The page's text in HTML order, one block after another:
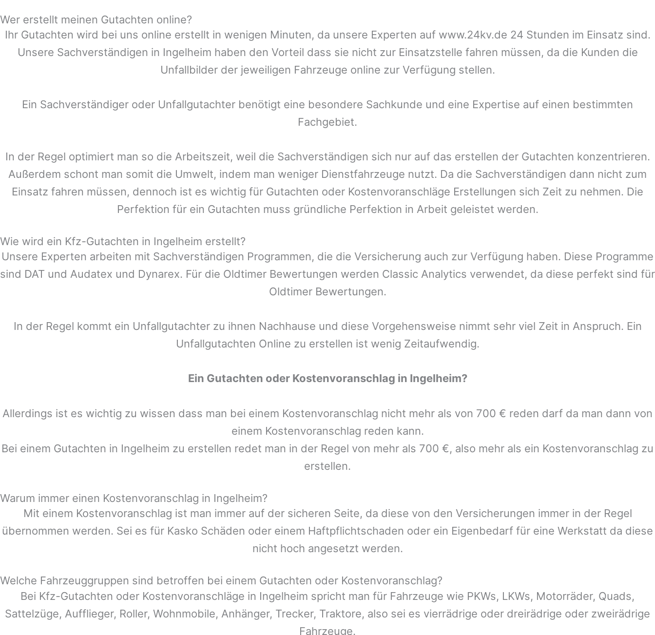
Wer erstellt meinen Gutachten online?
Ihr Gutachten wird bei uns online erstellt in wenigen Minuten, da unsere Experten auf www.24kv.de 24 Stunden im Einsatz sind.
Unsere Sachverständigen in Ingelheim haben den Vorteil dass sie nicht zur Einsatzstelle fahren müssen, da die Kunden die
Unfallbilder der jeweiligen Fahrzeuge online zur Verfügung stellen.
Ein Sachverständiger oder Unfallgutachter benötigt eine besondere Sachkunde und eine Expertise auf einen bestimmten
Fachgebiet.
In der Regel optimiert man so die Arbeitszeit, weil die Sachverständigen sich nur auf das erstellen der Gutachten konzentrieren.
Außerdem schont man somit die Umwelt, indem man weniger Dienstfahrzeuge nutzt. Da die Sachverständigen dann nicht zum
Einsatz fahren müssen, dennoch ist es wichtig für Gutachten oder Kostenvoranschläge Erstellungen sich Zeit zu nehmen. Die
Perfektion für ein Gutachten muss gründliche Perfektion in Arbeit geleistet werden.
Wie wird ein Kfz-Gutachten in Ingelheim erstellt?
Unsere Experten arbeiten mit Sachverständigen Programmen, die die Versicherung auch zur Verfügung haben. Diese Programme
sind DAT und Audatex und Dynarex. Für die Oldtimer Bewertungen werden Classic Analytics verwendet, da diese perfekt sind für
Oldtimer Bewertungen.
In der Regel kommt ein Unfallgutachter zu ihnen Nachhause und diese Vorgehensweise nimmt sehr viel Zeit in Anspruch. Ein
Unfallgutachten Online zu erstellen ist wenig Zeitaufwendig.
Ein Gutachten oder Kostenvoranschlag in Ingelheim?
Allerdings ist es wichtig zu wissen dass man bei einem Kostenvoranschlag nicht mehr als von 700 € reden darf da man dann von
einem Kostenvoranschlag reden kann.
Bei einem Gutachten in Ingelheim zu erstellen redet man in der Regel von mehr als 700 €, also mehr als ein Kostenvoranschlag zu
erstellen.
Warum immer einen Kostenvoranschlag in Ingelheim?
Mit einem Kostenvoranschlag ist man immer auf der sicheren Seite, da diese von den Versicherungen immer in der Regel
übernommen werden. Sei es für Kasko Schäden oder einem Haftpflichtschaden oder ein Eigenbedarf für eine Werkstatt da diese
nicht hoch angesetzt werden.
Welche Fahrzeuggruppen sind betroffen bei einem Gutachten oder Kostenvoranschlag?
Bei Kfz-Gutachten oder Kostenvoranschläge in Ingelheim spricht man für Fahrzeuge wie PKWs, LKWs, Motorräder, Quads,
Sattelzüge, Aufflieger, Roller, Wohnmobile, Anhänger, Trecker, Traktore, also sei es vierrädrige oder dreirädrige oder zweirädrige
Fahrzeuge.